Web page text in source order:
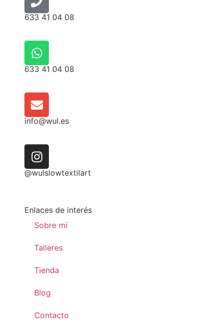
633 41 04 08
633 41 04 08
info@wul.es
@wulslowtextilart
Enlaces de interés
Sobre mí
Talleres
Tienda
Blog
Contacto